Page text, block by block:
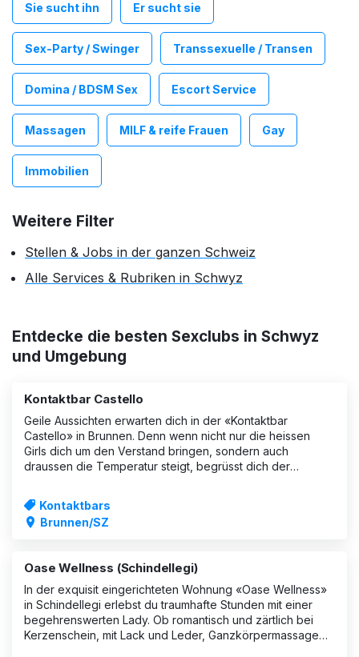
Sie sucht ihn Er sucht sie
Sex-Party / Swinger Transsexuelle / Transen
Domina / BDSM Sex Escort Service
Massagen MILF & reife Frauen Gay
Immobilien
Weitere Filter
Stellen & Jobs in der ganzen Schweiz
Alle Services & Rubriken in Schwyz
Entdecke die besten Sexclubs in Schwyz
und Umgebung
Kontaktbar Castello
Geile Aussichten erwarten dich in der «Kontaktbar
Castello» in Brunnen. Denn wenn nicht nur die heissen
Girls dich um den Verstand bringen, sondern auch
draussen die Temperatur steigt, begrüsst dich der
Ladys wissen ihre Kurven einzusetzen, sodass
Kontaktbars
Brunnen/SZ
Oase Wellness (Schindellegi)
In der exquisit eingerichteten Wohnung «Oase Wellness»
in Schindellegi erlebst du traumhafte Stunden mit einer
begehrenswerten Lady. Ob romantisch und zärtlich bei
Kerzenschein, mit Lack und Leder, Ganzkörpermassage